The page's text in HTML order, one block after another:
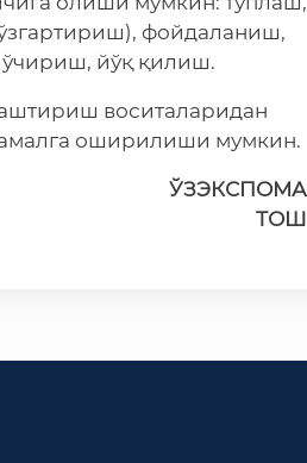
фойдаланиш,
йўқ қилиш.
воситаларидан
амалга оширилиши мумкин.